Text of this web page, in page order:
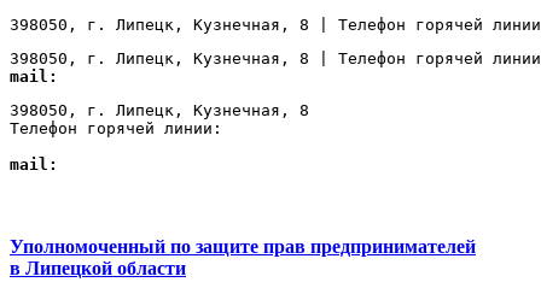
398050, г. Липецк, Кузнечная, 8 | Телефон горячей
398050, г. Липецк, Кузнечная, 8 | Телефон горячей
mail:
398050, г. Липецк, Кузнечная, 8
Телефон горячей линии:
mail:
Уполномоченный по защите прав предпринимателей
в Липецкой области